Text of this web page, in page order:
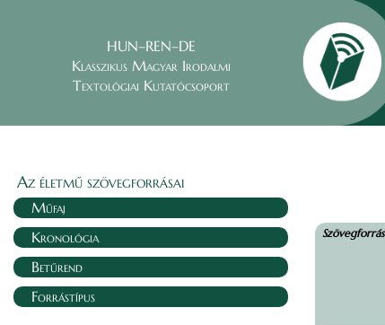
HUN–REN–DE
Klasszikus Magyar Irodalmi
Textológiai Kutatócsoport
Az életmű szövegforrásai
Műfaj
Kronológia
Betűrend
Forrástípus
Szövegforrás